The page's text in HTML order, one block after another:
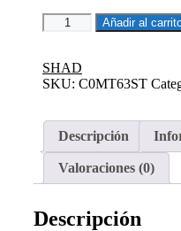
FIJACION
PARA
SUPERIOR
CF
MT
/700
MT
cantidad
Añadir al
SHAD
SKU: C0MT63ST
Descripción
Valoraciones (0)
Descripción